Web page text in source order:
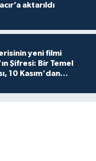
aktarıldı
yeni filmi
Şifresi: Bir Temel
10 Kasım'dan